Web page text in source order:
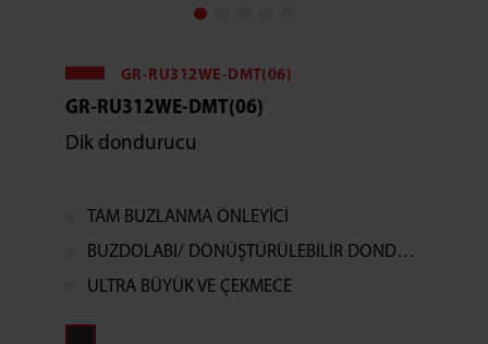
GR-RU312WE-DMT(06)
GR-RU312WE-DMT(06)
Dik dondurucu
TAM BUZLANMA ÖNLEYİCİ
BUZDOLABI/ DÖNÜŞTÜRÜLEBİLİR DONDURUCU
ULTRA BÜYÜK VE ÇEKMECE